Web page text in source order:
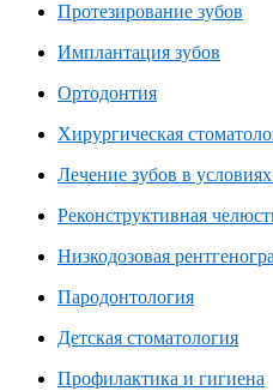
Протезирование зубов
Имплантация зубов
Ортодонтия
Хирургическая
Лечение зубов в
Реконструктивная
Низкодозовая
Пародонтология
Детская стоматология
Профилактика и гигиена